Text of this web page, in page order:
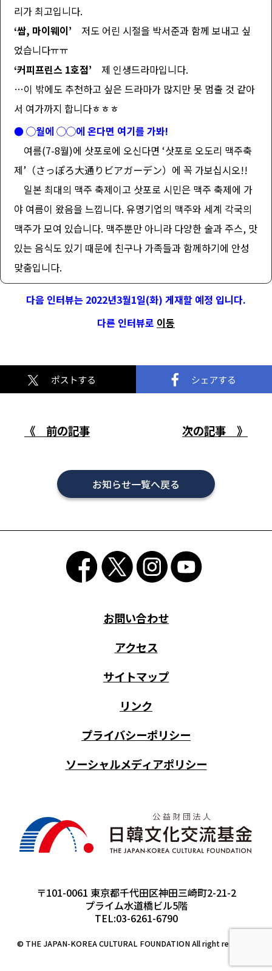
리가 최고입니다.
‘쌈, 마이웨이’ 저도 어린 시절을 박서준과 함께 보내고 싶
었습니다ㅠㅠ
‘커피프린스 1호점’ 제 인생드라마입니다.
…이 밖에도 추천하고 싶은 드라마가 많지만 못 멈출 것 같아
서 여가까지 합니다ㅎㅎㅎ
● ◯월에 ◯◯에 온다면 여기를 가봐!
여름(7-8월)에 삿포로에 오신다면 ‘삿포로 오도리 맥주축
제’（さっぽろ大通りビアガーデン）에 꼭 가보십시오!!
일본 최대의 맥주 축제이고 삿포로 시민은 맥주 축제에 가
야 여름이 왔음을 느낍니다. 유명기업의 맥주와 세계 각국의
맥주가 모여 있습니다. 맥주뿐만 아니라 다양한 술과 주스, 맛
있는 음식도 있기 때문에 친구나 가족들과 함께하기에 안성
맞춤입니다.
다음 인터뷰는 2022년3월1일(화) 게재할 예정 입니다.
다른 인터뷰로 이동
《 前の記事 次の記事 》
お知らせ一覧へ戻る
お問い合わせ
アクセス
サイトマップ
リンク
プライバシーポリシー
ソーシャルメディアポリシー
〒101-0061 東京都千代田区神田三崎町2-21-2
プライム水道橋ビル5階
TEL:03-6261-6790
© THE JAPAN-KOREA CULTURAL FOUNDATION All right reserved.